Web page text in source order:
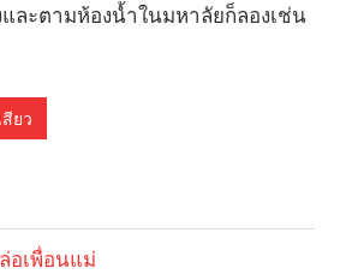
ละตามห้องน้ำในมหาลัยก็ลองเช่น
ยว
อเพื่อนแม่